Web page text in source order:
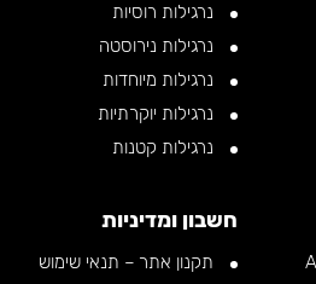
נרגילות רוסיות
נרגילות נירוסטה
נרגילות מיוחדות
נרגילות יוקרתיות
נרגילות קטנות
חשבון ומדיניות
תקנון אתר – תנאי שימוש